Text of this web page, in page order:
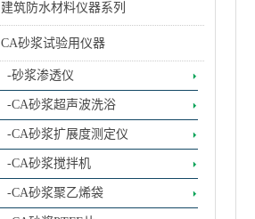
建筑防水材料仪器系列
CA砂浆试验用仪器
-砂浆渗透仪
-CA砂浆超声波洗浴
-CA砂浆扩展度测定仪
-CA砂浆搅拌机
-CA砂浆聚乙烯袋